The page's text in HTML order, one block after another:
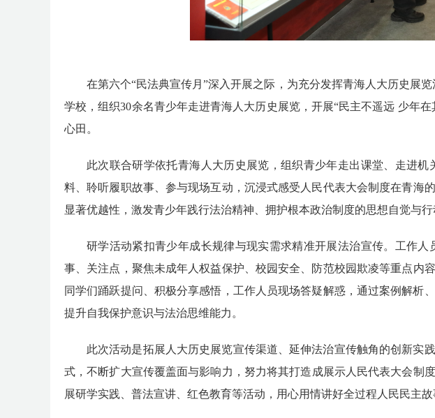
在第六个“民法典宣传月”深入开展之际，为充分发挥青海人大历史 展览
学校 ，组织30余名青少年走进青海 人大历史展览，开展“民主不遥远 少年在
心田。
此次联合研学依托青海 人大历史展览 ，组织青少年走出课堂、走进机
料、聆听履职故事、参与现场互动， 沉浸式感受人民代表大会制度在青海的
显著优越性，激发青少年践行法治精神、拥护根本政治制度的思想自觉与
研学活动紧扣青少年成长规律与现实需求精准开展法治宣传。 工作人
事 、关注点 ，聚焦未成年人权益保护、校园安全、防范校园欺凌等重点内
同学们踊跃提问、积极分享感悟，工作人员现场答疑解惑，通过案例解析
提升自我保护意识与法治思维能力 。
此次活动是拓展人大历史展览宣传渠道 、延伸法治宣传触角的创新实践
式，不断扩大宣传覆盖面与影响力 ， 努力将其打造成展示人民代表大会制
展研学实践 、普法宣讲、红色教育等活动，用心用情讲好全过程人民民主故